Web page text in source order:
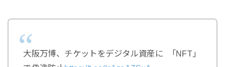
大阪万博、チケットをデジタル資産に ｢NFT｣